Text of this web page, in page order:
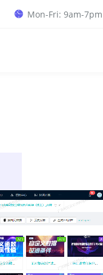
Mon-Fri: 9am-7pm